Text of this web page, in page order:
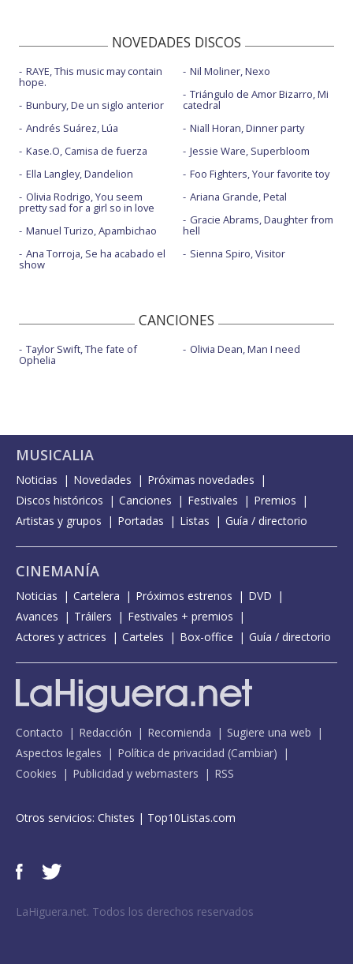
NOVEDADES DISCOS
RAYE, This music may contain
hope.
Bunbury, De un siglo anterior
Andrés Suárez, Lúa
Kase.O, Camisa de fuerza
Ella Langley, Dandelion
Olivia Rodrigo, You seem
pretty sad for a girl so in love
Manuel Turizo, Apambichao
Ana Torroja, Se ha acabado el
show
Nil Moliner, Nexo
Triángulo de Amor Bizarro, Mi
catedral
Niall Horan, Dinner party
Jessie Ware, Superbloom
Foo Fighters, Your favorite toy
Ariana Grande, Petal
Gracie Abrams, Daughter from
hell
Sienna Spiro, Visitor
CANCIONES
Taylor Swift, The fate of
Ophelia
Olivia Dean, Man I need
MUSICALIA
Noticias Novedades
Próximas novedades
Discos históricos
Canciones Festivales
Premios
Artistas y grupos
Portadas Listas Guía / directorio
CINEMANÍA
Noticias Cartelera Próximos estrenos
DVD
Avances
Tráilers
Festivales + premios
Actores y actrices
Carteles Box-office Guía / directorio
Contacto Redacción Recomienda
Sugiere una web
Aspectos legales
Política de privacidad (Cambiar)
Cookies
Publicidad y webmasters RSS
Otros servicios: Chistes | Top10Listas.com
LaHiguera.net. Todos los derechos reservados